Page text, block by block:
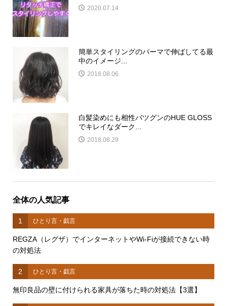
2020.07.14
簡単スタイリングのパーマで伸ばしてる最
中のイメージ...
2018.08.06
白髪染めにも相性バツグンのHUE GLOSS
でキレイなダーク...
2018.08.29
全体の人気記事
1 ひとり言・戯言
REGZA（レグザ）でインターネットやWi-Fiが接続できない時
の対処法
2 ひとり言・戯言
無印良品の壁に付けられる家具が落ちた時の対処法【3選】